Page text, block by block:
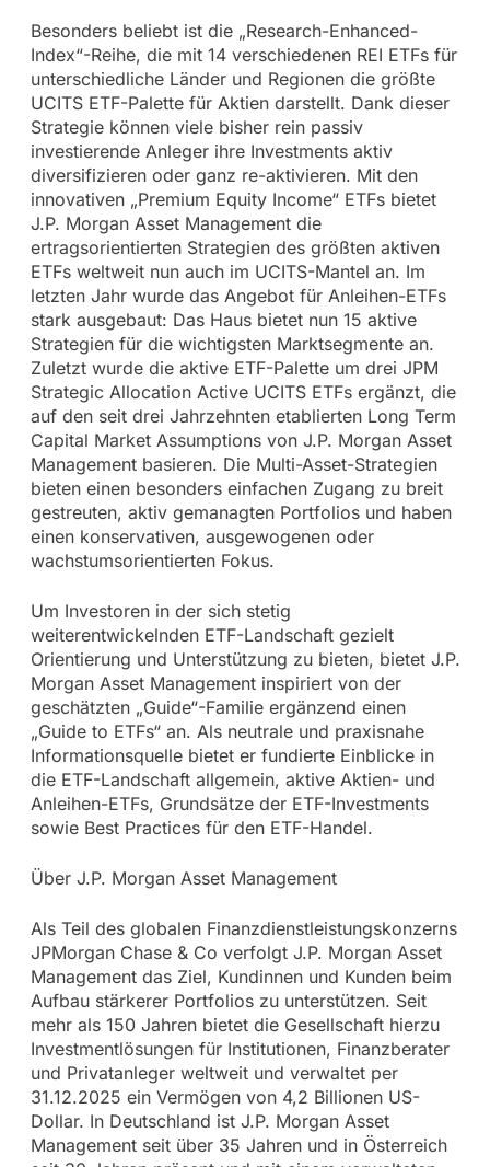
Besonders beliebt ist die „Research-Enhanced-
Index“-Reihe, die mit 14 verschiedenen REI ETFs für
unterschiedliche Länder und Regionen die größte
UCITS ETF-Palette für Aktien darstellt. Dank dieser
Strategie können viele bisher rein passiv
investierende Anleger ihre Investments aktiv
diversifizieren oder ganz re-aktivieren. Mit den
innovativen „Premium Equity Income“ ETFs bietet
J.P. Morgan Asset Management die
ertragsorientierten Strategien des größten aktiven
ETFs weltweit nun auch im UCITS-Mantel an. Im
letzten Jahr wurde das Angebot für Anleihen-ETFs
stark ausgebaut: Das Haus bietet nun 15 aktive
Strategien für die wichtigsten Marktsegmente an.
Zuletzt wurde die aktive ETF-Palette um drei JPM
Strategic Allocation Active UCITS ETFs ergänzt, die
auf den seit drei Jahrzehnten etablierten Long Term
Capital Market Assumptions von J.P. Morgan Asset
Management basieren. Die Multi-Asset-Strategien
bieten einen besonders einfachen Zugang zu breit
gestreuten, aktiv gemanagten Portfolios und haben
einen konservativen, ausgewogenen oder
wachstumsorientierten Fokus.
Um Investoren in der sich stetig
weiterentwickelnden ETF-Landschaft gezielt
Orientierung und Unterstützung zu bieten, bietet J.P.
Morgan Asset Management inspiriert von der
geschätzten „Guide“-Familie ergänzend einen
„Guide to ETFs“ an. Als neutrale und praxisnahe
Informationsquelle bietet er fundierte Einblicke in
die ETF-Landschaft allgemein, aktive Aktien- und
Anleihen-ETFs, Grundsätze der ETF-Investments
sowie Best Practices für den ETF-Handel.
Über J.P. Morgan Asset Management
Als Teil des globalen Finanzdienstleistungskonzerns
JPMorgan Chase & Co verfolgt J.P. Morgan Asset
Management das Ziel, Kundinnen und Kunden beim
Aufbau stärkerer Portfolios zu unterstützen. Seit
mehr als 150 Jahren bietet die Gesellschaft hierzu
Investmentlösungen für Institutionen, Finanzberater
und Privatanleger weltweit und verwaltet per
31.12.2025 ein Vermögen von 4,2 Billionen US-
Dollar. In Deutschland ist J.P. Morgan Asset
Management seit über 35 Jahren und in Österreich